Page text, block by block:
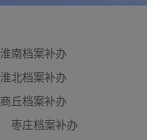
淮南档案补办
淮北档案补办
商丘档案补办
枣庄档案补办